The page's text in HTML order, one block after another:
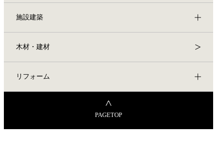
施設建築
木材・建材
リフォーム
PAGETOP